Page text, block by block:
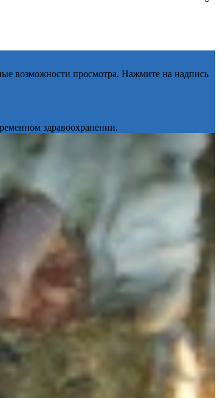
возможности просмотра. Нажмите на надпись
здравоохранении.